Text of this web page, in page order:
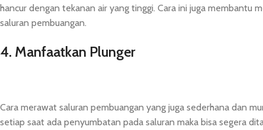
hancur dengan tekanan air yang tinggi. Cara ini juga membantu
saluran pembuangan.
4. Manfaatkan Plunger
Cara merawat saluran pembuangan yang juga sederhana dan
setiap saat ada penyumbatan pada saluran maka bisa segera